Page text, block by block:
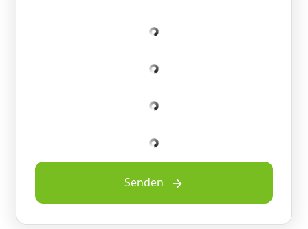
Senden